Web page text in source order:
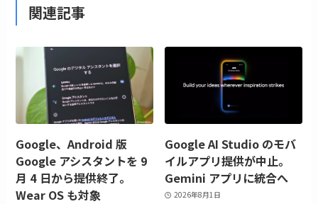
関連記事
Google、Android 版
Google アシスタントを 9
月 4 日から提供終了。
Wear OS も対象
Google AI Studio のモバ
イルアプリ提供が中止。
Gemini アプリに統合へ
2026年8月1日